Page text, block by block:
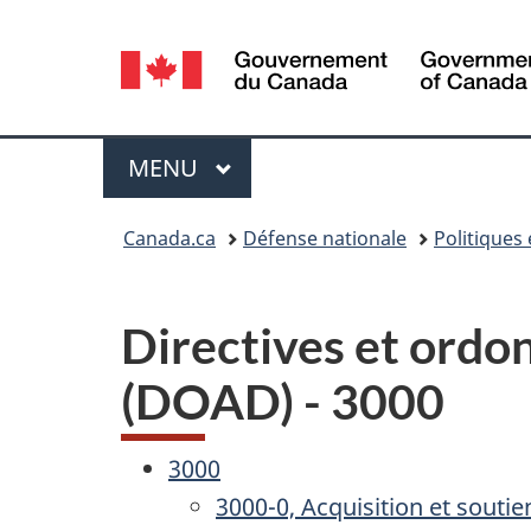
Sélection
de
la
langue
Menu
MENU PRINCIPAL
Canada.ca Défense nationale Politiques
Directives et
(DOAD) - 3000
3000
3000-0, Acquisition et